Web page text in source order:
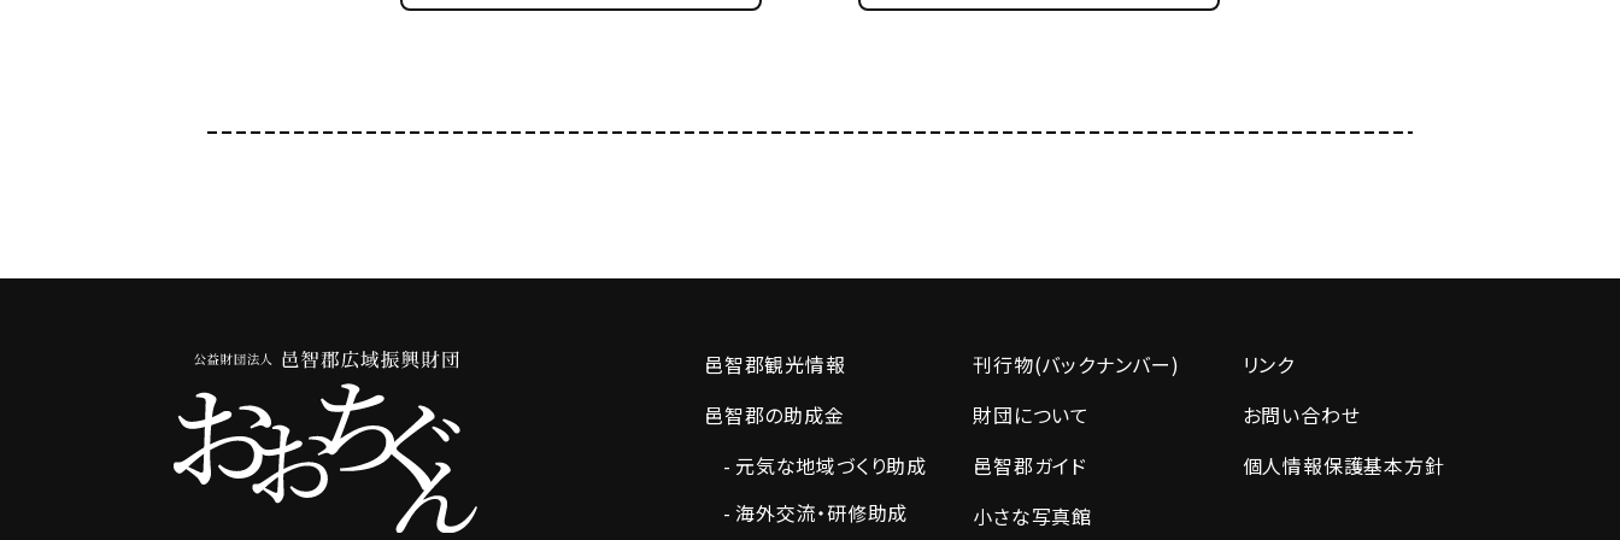
邑智郡観光情報
邑智郡の助成金
元気な地域づくり助成
海外交流・研修助成
刊行物(バックナンバー)
財団について
邑智郡ガイド
小さな写真館
リンク
お問い合わせ
個人情報保護基本方針